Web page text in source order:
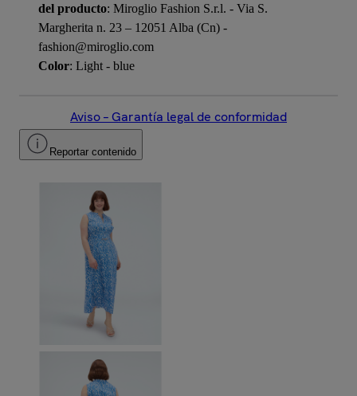
del producto: Miroglio Fashion S.r.l. - Via S.
Margherita n. 23 – 12051 Alba (Cn) -
fashion@miroglio.com
Color: Light - blue
Aviso – Garantía legal de conformidad
Reportar contenido